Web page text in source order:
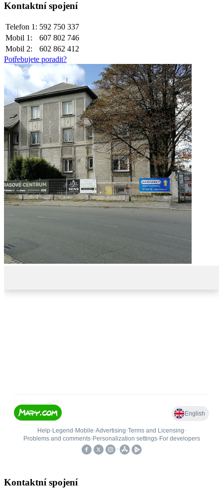
Kontaktní spojení
Telefon 1: 592 750 337
Mobil 1:
607 802 746
Mobil 2:
602 862 412
Potřebujete poradit?
Kontaktní spojení